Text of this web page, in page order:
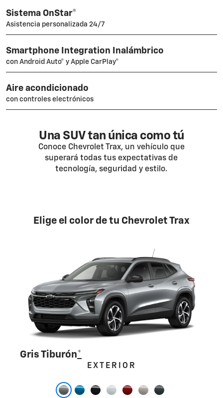
Sistema OnStar®
Asistencia personalizada 24/7
Smartphone Integration Inalámbrico
con Android Auto® y Apple CarPlay®
Aire acondicionado
con controles electrónicos
Una SUV tan única como tú
Conoce Chevrolet Trax, un vehículo que
superará todas tus expectativas de
tecnología, seguridad y estilo.
Elige el color de tu Chevrolet Trax
EXTERIOR
Gris Tiburón*